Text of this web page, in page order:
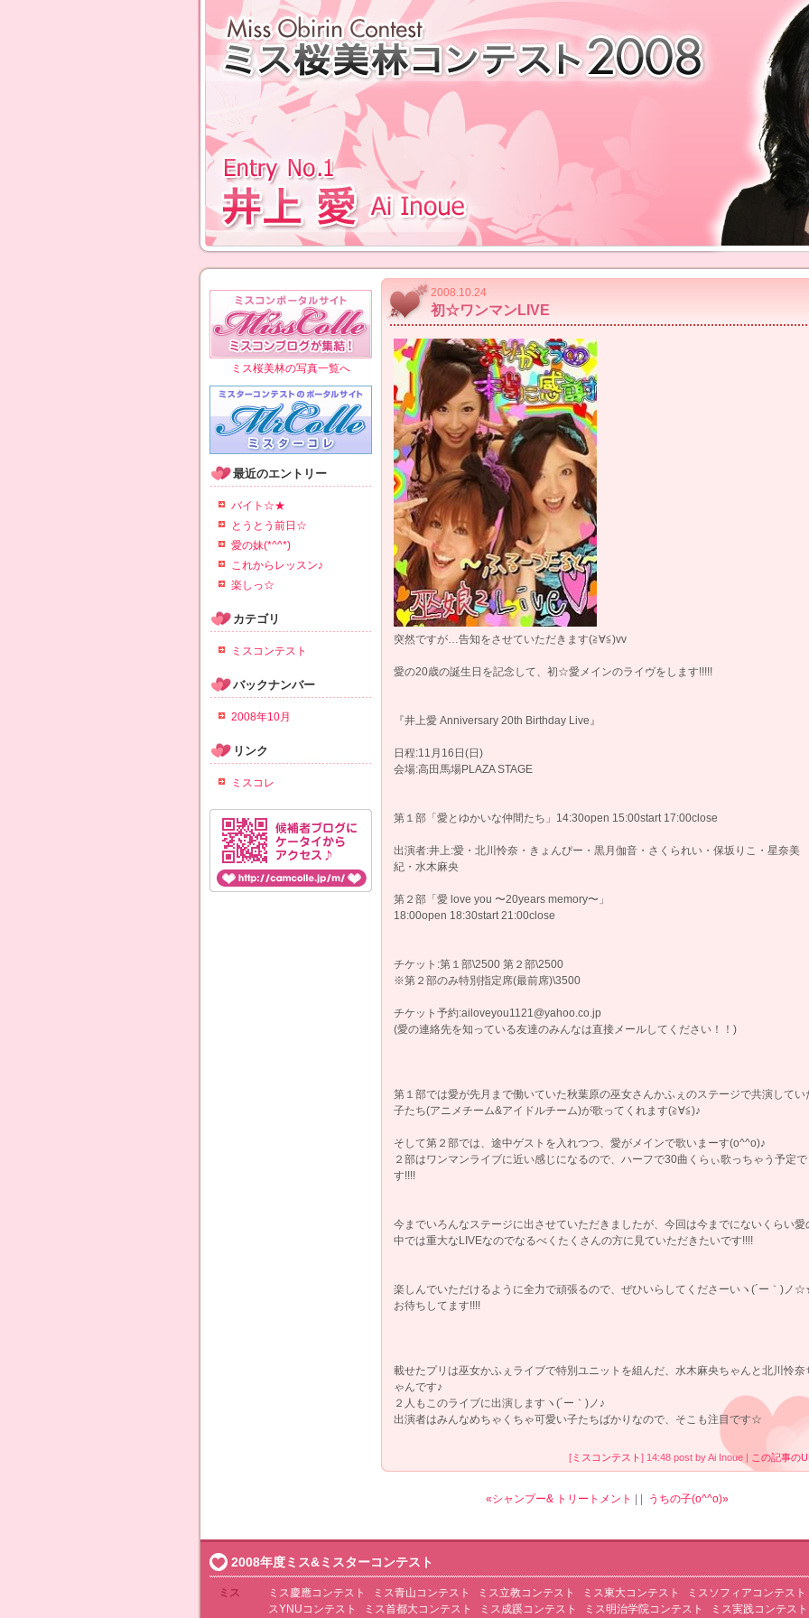
2008.10.24
初☆ワンマンLIVE
突然ですが…告知をさせていただきます(≧∀≦)vv
愛の20歳の誕生日を記念して、初☆愛メインのライヴをします!!!!!
『井上愛 Anniversary 20th Birthday Live』
日程:11月16日(日)
会場:高田馬場PLAZA STAGE
第１部「愛とゆかいな仲間たち」14:30open 15:00start 17:00close
出演者:井上:愛・北川怜奈・きょんぴー・黒月伽音・さくられい・保坂りこ・星奈美
紀・水木麻央
第２部「愛 love you 〜20years memory〜」
18:00open 18:30start 21:00close
チケット:第１部\2500 第２部\2500
※第２部のみ特別指定席(最前席)\3500
チケット予約:ailoveyou1121@yahoo.co.jp
(愛の連絡先を知っている友達のみんなは直接メールしてください！！)
第１部では愛が先月まで働いていた秋葉原の巫女さんかふぇのステージで共演してい
子たち(アニメチーム&アイドルチーム)が歌ってくれます(≧∀≦)♪
そして第２部では、途中ゲストを入れつつ、愛がメインで歌いまーす(o^^o)♪
２部はワンマンライブに近い感じになるので、ハーフで30曲くらぃ歌っちゃう予定で
す!!!!
今までいろんなステージに出させていただきましたが、今回は今までにないくらい愛
中では重大なLIVEなのでなるべくたくさんの方に見ていただきたいです!!!!
楽しんでいただけるように全力で頑張るので、ぜひいらしてくださーいヽ(´ー｀)ノ
お待ちしてます!!!!
載せたプリは巫女かふぇライブで特別ユニットを組んだ、水木麻央ちゃんと北川怜奈
ゃんです♪
２人もこのライブに出演しますヽ(´ー｀)ノ♪
出演者はみんなめちゃくちゃ可愛い子たちばかりなので、そこも注目です☆
[ ミスコンテスト] 14:48 post by Ai Inoue | この記事の
«シャンプー& トリートメント うちの子(o^^o)»
ミス桜美林の写真一覧へ
最近のエントリー
バイト☆★
とうとう前日☆
愛の妹(*^^*)
これからレッスン♪
楽しっ☆
カテゴリ
ミスコンテスト
バックナンバー
2008年10月
リンク
ミスコレ
2008年度ミス&ミスターコンテスト
ミス ミス慶應コンテスト ミス青山コンテスト ミス立教コンテスト ミス東大コンテスト
ミスソフィアコンテスト
スYNUコンテスト
ミス首都大コンテスト ミス成蹊コンテスト ミス明治学院コンテスト ミス実践コンテスト